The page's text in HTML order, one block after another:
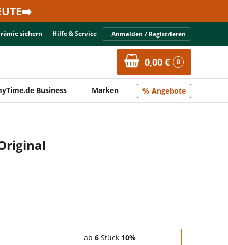
sichern Hilfe & Service Anmelden / Registrieren
0,00 € 0
Business Marken Angebote
ab 6 Stück 10%